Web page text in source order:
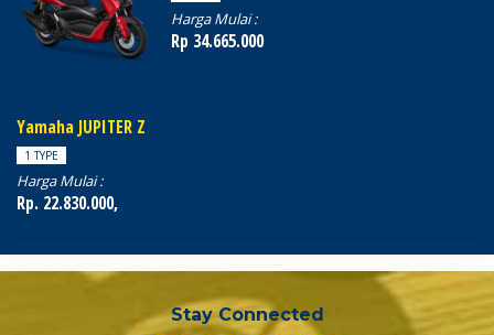
Harga Mulai :
Rp 34.665.000
Yamaha JUPITER Z
1 TYPE
Harga Mulai :
Rp. 22.830.000,
Stay Connected